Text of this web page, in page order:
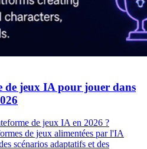
de jeux IA pour jouer dans
de jeux IA en 2026 ?
de jeux alimentées par l'IA
scénarios adaptatifs et des